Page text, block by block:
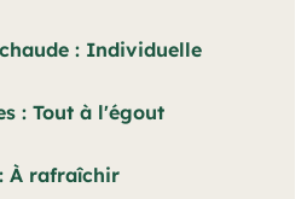
Individuelle
Tout à l'égout
À rafraîchir